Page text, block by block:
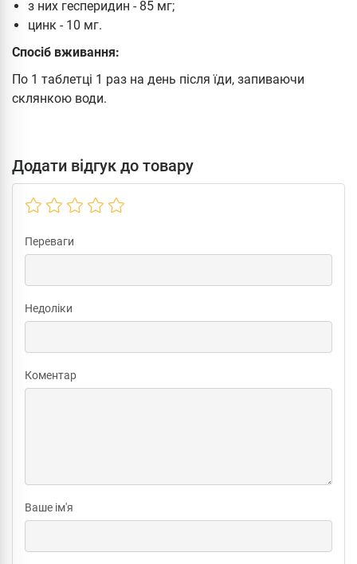
з них гесперидин - 85 мг;
цинк - 10 мг.
Спосіб вживання:
По 1 таблетці 1 раз на день після їди, запиваючи
склянкою води.
Додати відгук до товару
Переваги
Недоліки
Коментар
Ваше ім'я